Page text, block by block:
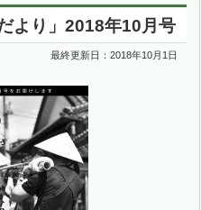
より」2018年10月号
最終更新日：2018年10月1日